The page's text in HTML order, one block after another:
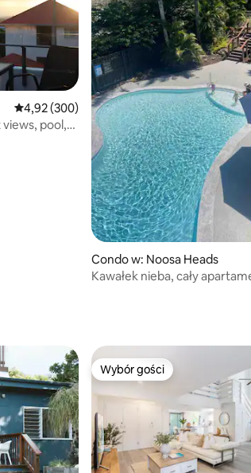
Średnia ocena: 4,92 na 5, liczba recenzji: 300
4,92 (300)
views, pool,
Condo w: Noosa Heads
Kawałek nieba, cały
Wybór gości
Wybór gości